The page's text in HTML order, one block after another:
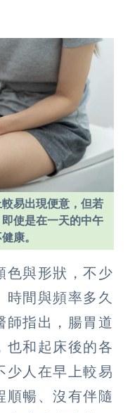
易出現便意，但若
使是在一天的中午
康。
色與形狀，不少
時間與頻率多久
師指出，腸胃道
也和起床後的各
少人在早上較易
順暢、沒有伴隨